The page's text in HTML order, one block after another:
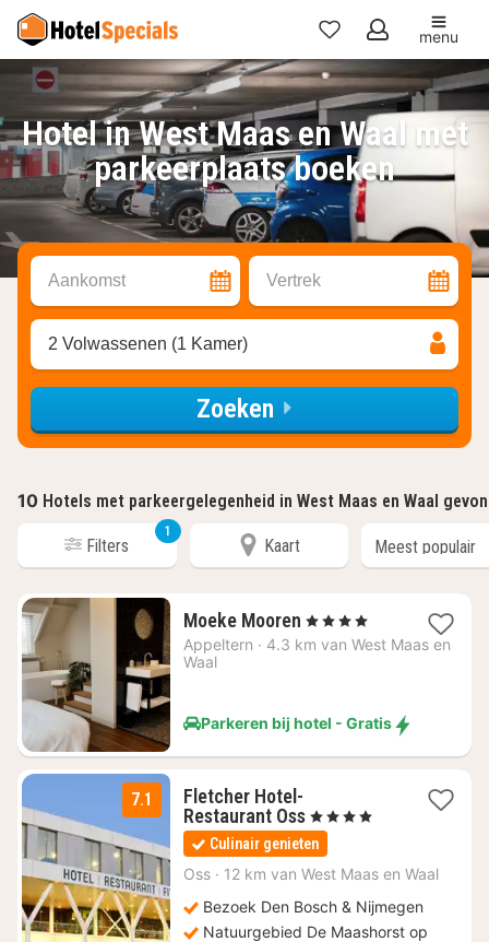
Mijn
favorieten
menu
Hotel in West Maas en Waal met
parkeerplaats boeken
Aankomst Vertrek
2 Volwassenen (1 Kamer)
Zoeken
10 Hotels met parkeergelegenheid in West Maas en Waal
Filters
1
Kaart
Moeke Mooren 1
nacht
, 4 Sterren
Appeltern · 4.3 km van West Maas en
Waal
Parkeren bij hotel - Gratis
7.1
Fletcher Hotel-
Restaurant Oss1
nacht
vanaf
€
, 4 Sterren
Culinair genieten
Oss · 12 km van West Maas en Waal
Bezoek Den Bosch & Nijmegen
Natuurgebied De Maashorst op